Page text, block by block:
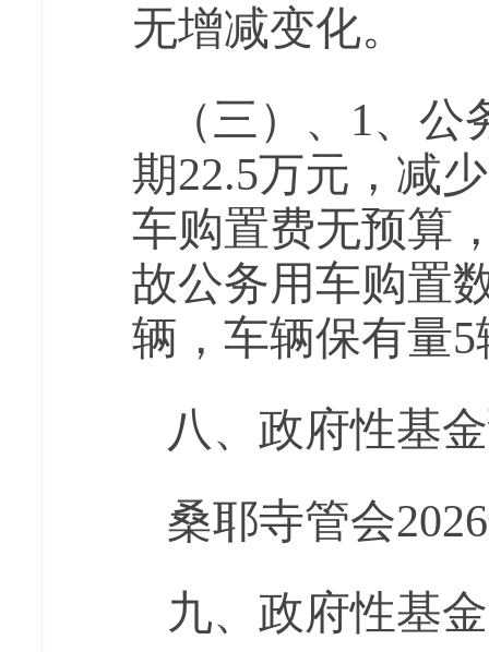
无增减变化。
（三）、 1、公
期22.5万元，减少
车购置费无预算
故公务用车购置
辆，车辆保有量5
八、政府性基
桑耶寺管会2026
九、 政府性基金